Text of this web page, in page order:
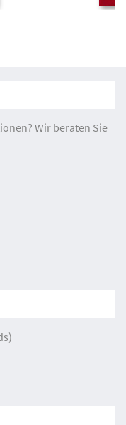
Wir beraten Sie